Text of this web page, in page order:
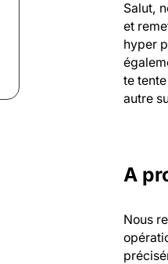
Salut,
et
hyper
te
autre
A
Nous